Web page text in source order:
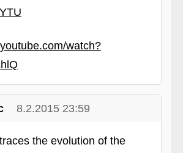
watch?
8.2.2015 23:59
the evolution of the